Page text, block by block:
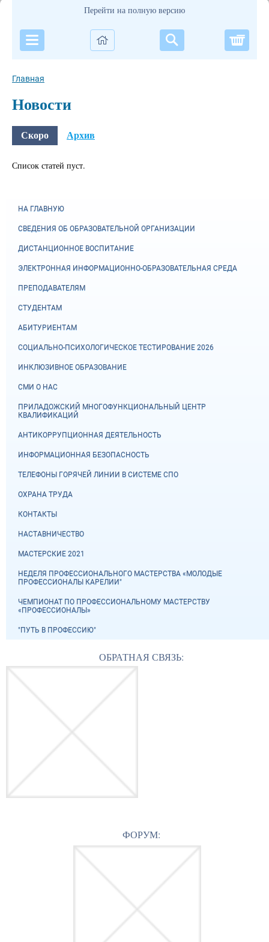
Перейти на полную версию
Главная
Новости
Скоро Архив
Список статей пуст.
НА ГЛАВНУЮ
СВЕДЕНИЯ ОБ ОБРАЗОВАТЕЛЬНОЙ ОРГАНИЗАЦИИ
ДИСТАНЦИОННОЕ ВОСПИТАНИЕ
ЭЛЕКТРОННАЯ ИНФОРМАЦИОННО-ОБРАЗОВАТЕЛЬНАЯ СРЕДА
ПРЕПОДАВАТЕЛЯМ
СТУДЕНТАМ
АБИТУРИЕНТАМ
СОЦИАЛЬНО-ПСИХОЛОГИЧЕСКОЕ ТЕСТИРОВАНИЕ 2026
ИНКЛЮЗИВНОЕ ОБРАЗОВАНИЕ
СМИ О НАС
ПРИЛАДОЖСКИЙ МНОГОФУНКЦИОНАЛЬНЫЙ ЦЕНТР
КВАЛИФИКАЦИЙ
АНТИКОРРУПЦИОННАЯ ДЕЯТЕЛЬНОСТЬ
ИНФОРМАЦИОННАЯ БЕЗОПАСНОСТЬ
ТЕЛЕФОНЫ ГОРЯЧЕЙ ЛИНИИ В СИСТЕМЕ СПО
ОХРАНА ТРУДА
КОНТАКТЫ
НАСТАВНИЧЕСТВО
МАСТЕРСКИЕ 2021
НЕДЕЛЯ ПРОФЕССИОНАЛЬНОГО МАСТЕРСТВА «МОЛОДЫЕ
ПРОФЕССИОНАЛЫ КАРЕЛИИ"
ЧЕМПИОНАТ ПО ПРОФЕССИОНАЛЬНОМУ МАСТЕРСТВУ
«ПРОФЕССИОНАЛЫ»
"ПУТЬ В ПРОФЕССИЮ"
ОБРАТНАЯ СВЯЗЬ:
ФОРУМ: